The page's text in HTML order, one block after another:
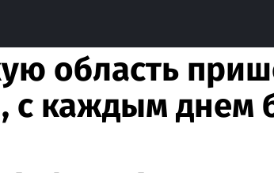
область
с каждым днем